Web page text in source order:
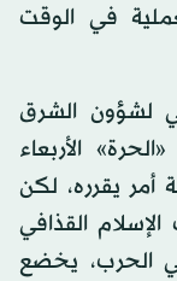
في الوقت
لشؤون الشرق
الأربعاء
أمر يقرره، لكن
القذافي
الحرب، يخضع